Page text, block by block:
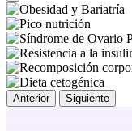
Anterior Siguiente